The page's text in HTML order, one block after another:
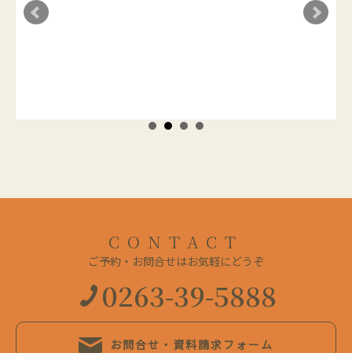
CONTACT
ご予約・お問合せはお気軽にどうぞ
0263-39-5888
お問合せ・資料請求フォーム